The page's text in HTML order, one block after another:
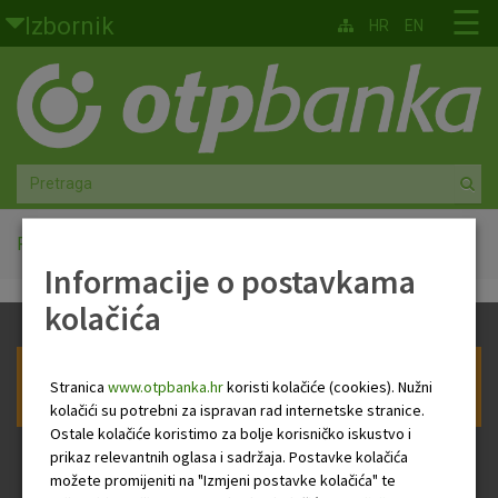
Skoči na glavni sadržaj
Izbornik
Građani
Privatno bankarstvo
Agro
Mala poduzeća i obrtnici
Srednja i velika poduzeća
Globalna tržišta
Faktoring
O nama
☰
HR EN
Početna
Prijava na newsletter OTP banke
Informacije o postavkama
kolačića
Stranica www.otpbanka.hrkoristi kolačiće (cookies). Nužni
kolačići su potrebni za ispravan rad internetske stranice.
Ostale kolačiće koristimo za bolje korisničko iskustvo i
prikaz relevantnih oglasa i sadržaja. Postavke kolačića
možete promijeniti na "Izmjeni postavke kolačića" te